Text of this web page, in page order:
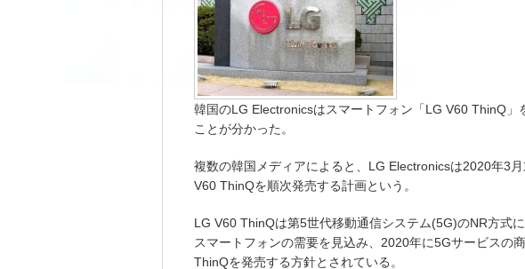
韓国のLG Electronicsはスマートフォン「LG V60 ThinQ」
ことが分かった。
複数の韓国メディアによると、LG Electronicsは2020年3
V60 ThinQを順次発売する計画という。
LG V60 ThinQは第5世代移動通信システム(5G)のNR方式
スマートフォンの需要を見込み、2020年に5Gサービスの
ThinQを発売する方針とされている。